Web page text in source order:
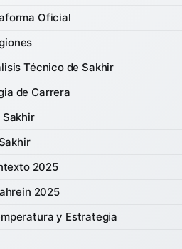
Oficial
Técnico de Sakhir
de Carrera
2025
2025
y Estrategia